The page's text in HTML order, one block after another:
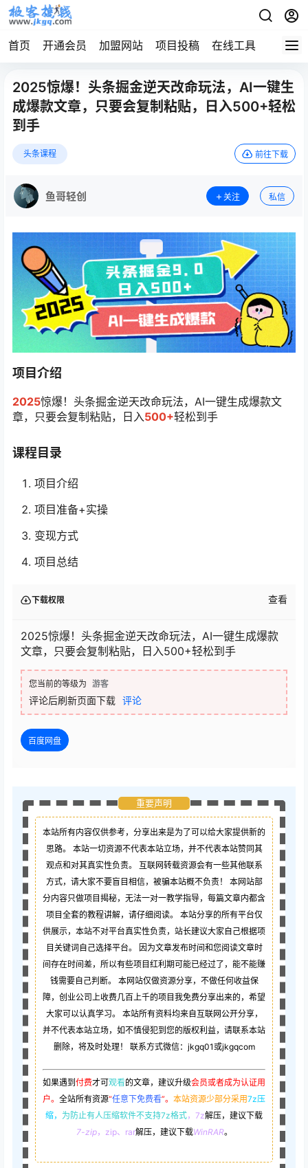
首页 开通会员 加盟网站 项目投稿 在线工具 地址发
2025惊爆！头条掘金逆天改命玩法，AI一键生
成爆款文章，只要会复制粘贴，日入500+轻松
到手
头条课程 前往下载
鱼哥轻创 关注 私信
项目介绍
2025惊爆！头条掘金逆天改命玩法，AI一键生成爆款文
章，只要会复制粘贴，日入500+轻松到手
课程目录
项目介绍
项目准备+实操
变现方式
项目总结
下载权限 查看
2025惊爆！头条掘金逆天改命玩法，AI一键生成爆款
文章，只要会复制粘贴，日入500+轻松到手
您当前的等级为 游客
评论后刷新页面下载 评论
百度网盘
重要声明
本站所有内容仅供参考，分享出来是为了可以给大家提供新的
思路。 本站一切资源不代表本站立场，并不代表本站赞同其
观点和对其真实性负责。 互联网转载资源会有一些其他联系
方式，请大家不要盲目相信，被骗本站概不负责！ 本网站部
分内容只做项目揭秘，无法一对一教学指导，每篇文章内都含
项目全套的教程讲解，请仔细阅读。 本站分享的所有平台仅
供展示，本站不对平台真实性负责，站长建议大家自己根据项
目关键词自己选择平台。 因为文章发布时间和您阅读文章时
间存在时间差，所以有些项目红利期可能已经过了，能不能赚
钱需要自己判断。 本网站仅做资源分享，不做任何收益保
障，创业公司上收费几百上千的项目我免费分享出来的，希望
大家可以认真学习。 本站所有资料均来自互联网公开分享，
并不代表本站立场，如不慎侵犯到您的版权利益，请联系本站
删除，将及时处理！ 联系方式微信：jkgq01或jkgqcom
如果遇到 付费才可观看的文章，建议升级会员或者成为认证用
户。 全站所有资源“任意下免费看”。 本站资源少部分采用7z压
缩， 为防止有人压缩软件不支持7z格式，7z解压，建议下载
7-zip，zip、rar解压，建议下载WinRAR。